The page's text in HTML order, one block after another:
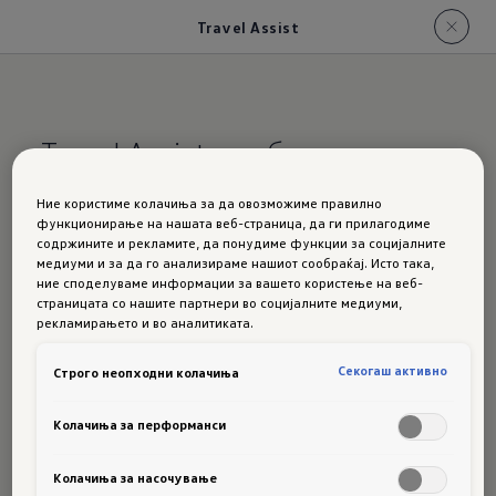
Travel Assist
Travel Assist со збирни
Ја одржува коловозната лента за васи
држи растојание од другите.
Со опционалниот"****Travel Assist****"
за помош при возење. Тој за вас може да ја
растојанието
до возилото пред вас и од вас поставената
максимална брзина
Ние користиме колачиња за да овозможиме правилно
функционирање на нашата веб-страница, да ги прилагодиме
содржините и рекламите, да понудиме функции за социјалните
медиуми и за да го анализираме нашиот сообраќај. Исто така,
ние споделуваме информации за вашето користење на веб-
страницата со нашите партнери во социјалните медиуми,
рекламирањето и во аналитиката.
Строго неопходни колачиња Секогаш активно
Колачиња за перформанси
Колачиња за насочување